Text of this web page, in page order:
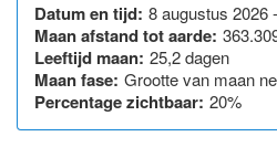
Datum en tijd: 8 augustus 2026
Maan afstand tot aarde:
Leeftijd maan: 25,2 dagen
Maan fase: Grootte van maan
Percentage zichtbaar: 20%